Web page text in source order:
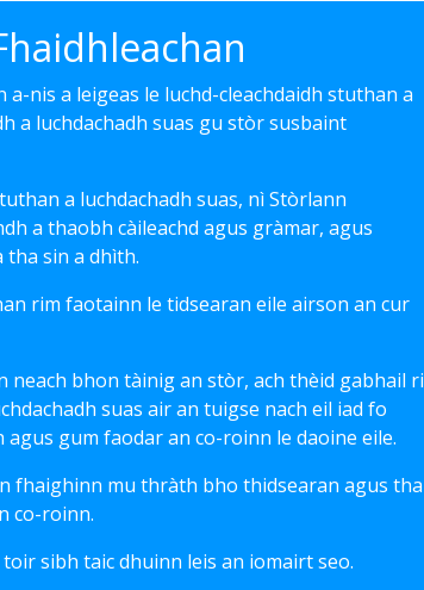
nis a leigeas le luchd-cleachdaidh stuthan a
a luchdachadh suas gu stòr susbaint
a luchdachadh suas, nì Stòrlann
a thaobh càileachd agus gràmar, agus
tha sin a dhìth.
rim faotainn le tidsearan eile airson an cur
neach bhon tàinig an stòr, ach thèid gabhail ri
suas air an tuigse nach eil iad fo
gum faodar an co-roinn le daoine eile.
fhaighinn mu thràth bho thidsearan agus tha
co-roinn.
sibh taic dhuinn leis an iomairt seo.